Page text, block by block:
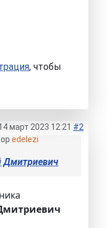
, чтобы
март 2023 12:21 #2
edelezi
Дмитриевич